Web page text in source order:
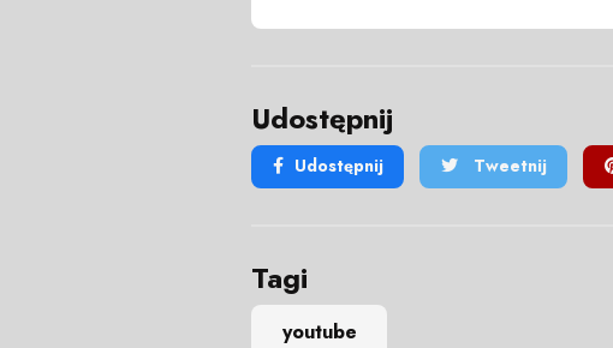
Udostępnij
Udostępnij Tweetnij
Tagi
youtube